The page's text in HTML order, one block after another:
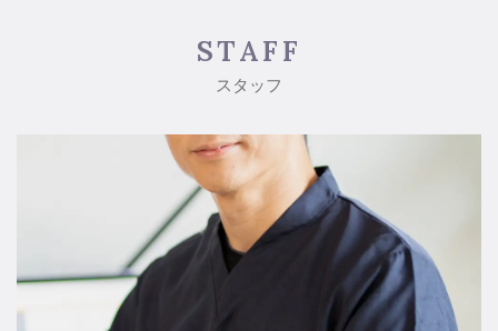
STAFF
スタッフ